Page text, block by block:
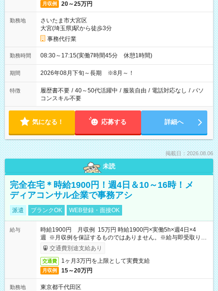
月収例 20～25万円
勤務地
さいたま市大宮区
大宮(埼玉県)駅から徒歩3分
事務代行業
勤務時間 08:30～17:15(実働7時間45分 休憩1時間)
期間 2026年08月下旬～長期 ※8月～！
特徴 履歴書不要 / 40～50代活躍中 / 服装自由 / 電話対応なし / パソ
コンスキル不要
気になる！ 応募する 詳細へ
掲載日：2026.08.06
未読
完全在宅＊時給1900円！週4日＆10～16時！メ
ディアコンサル企業で事務アシ
派遣 ブランクOK WEB登録・面接OK
給与
時給1900円 月収例 15万円 時給1900円×実働5h×週4日×4
週 ※月収例を保証するものではありません。※給与即受取りサ
ービス利用可（利用条件有）
交通費別途支給あり
交通費 1ヶ月3万円を上限として実費支給
月収例 15～20万円
勤務地
東京都千代田区